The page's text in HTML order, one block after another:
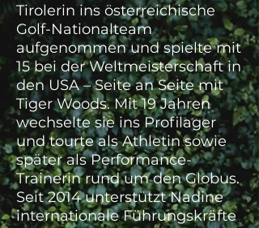
Tirolerin ins österreichische
Golf-Nationalteam
aufgenommen und spielte mit
15 bei der Weltmeisterschaft in
den USA – Seite an Seite mit
Tiger Woods. Mit 19 Jahren
wechselte sie ins Profilager
und tourte als Athletin sowie
später als Performance-
Trainerin rund um den Globus.
Seit 2014 unterstützt Nadine
internationale Führungskräfte